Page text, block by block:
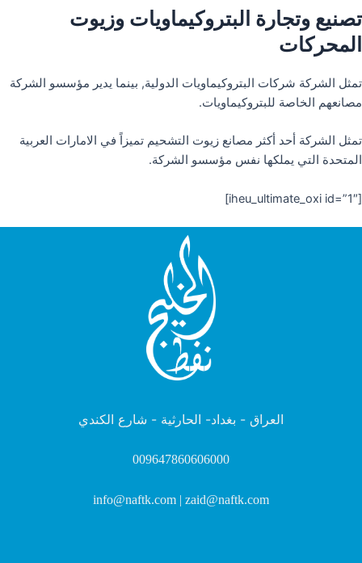
تصنيع وتجارة البتروكيماويات وزيوت
المحركات
تمثل الشركة شركات البتروكيماويات الدولية, بينما يدير مؤسسو الشركة
مصانعهم الخاصة للبتروكيماويات.
تمثل الشركة أحد أكثر مصانع زيوت التشحيم تميزاً في الامارات العربية
المتحدة التي يملكها نفس مؤسسو الشركة.
[iheu_ultimate_oxi id=”1″]
العراق - بغداد- الحارثية - شارع الكندي
009647860606000
info@naftk.com | zaid@naftk.com